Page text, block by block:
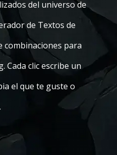
del universo de
de Textos de
combinaciones para
Cada clic escribe un
el que te guste o